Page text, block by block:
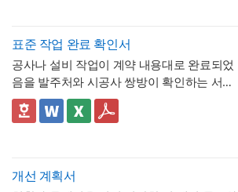
표에 제시된 환산 기준은 1일 8시간(주 40시
간) 근무를 전제로 한 것이므로,소정근로시간
이 다른 사업장이라면 이 기준을 그대로 적용
근로시간이 7시간인 사업장이라면 1시간당
을 기준으로 별도의 환산표를 마련해두는 것
한눈에 확인할 수 있도록 함
2. "급여 지급여부 : 무급(급여 미지급)"이라는
항목을 별도로 명시해, 이 휴직이 유급이 아닌
무급으로 처리되었음을 문서상 명확히 못박
음
3. "회사 내부 규정에 따른 휴직 기준이 적용
되었음을 확인한다"는 문구로, 이 무급휴직이
임의가 아니라 회사의 정식 내부 규정 절차를
거쳐 승인·실시되었음을 명시
4. 확인자(경영지원팀 담당자)의 서명과 회사
직인으로 마무리해, 근로자가 이 문서를 대외
무급휴직 확인서는
표준 작업 완료 확인서
공사나 설비 작업이 계약 내용대로 완료되었
음을 발주처와 시공사 쌍방이 확인하는 서식
입니다. 작업항목별로 계획 수량과 완료 수량
을 나란히 대조하고, 하자 여부와 하자보증기
증할 수 있는 것이 특징입니다.
✅ 계획 대비 완료 수량 검증 및 하자 확인 관
다면 반드시 비고란에 그 사유(예 : 설계 변경,
현장 여건상 수량 조정 등)를 구체적으로 기재
개선 계획서